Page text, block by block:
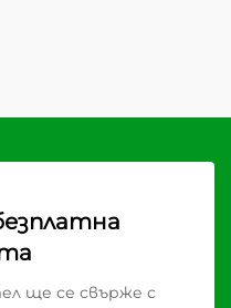
ще се свърже с